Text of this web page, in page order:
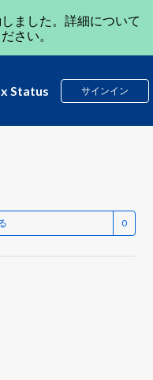
ました。詳細について
さい。
Status サインイン